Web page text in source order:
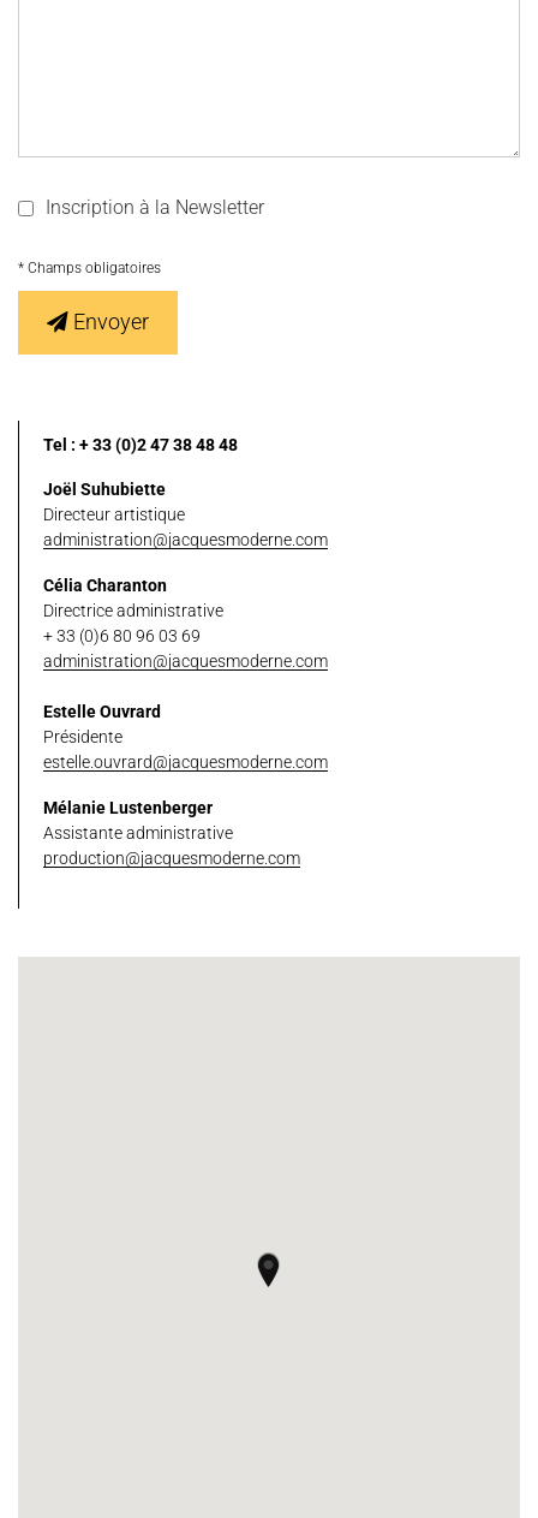
Inscription à la Newsletter
* Champs obligatoires
Envoyer
Tel : + 33 (0)2 47 38 48 48
Joël Suhubiette
Directeur artistique
administration@jacquesmoderne.com
Célia Charanton
Directrice administrative
+ 33 (0)6 80 96 03 69
administration@jacquesmoderne.com
Estelle Ouvrard
Présidente
estelle.ouvrard@jacquesmoderne.com
Mélanie Lustenberger
Assistante administrative
production@jacquesmoderne.com